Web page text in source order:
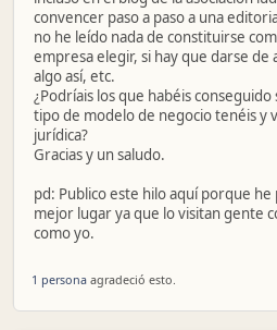
convencer paso a paso a una
no he leído nada de constituirse
empresa elegir, si hay que darse de
algo así, etc.
¿Podríais los que habéis
tipo de modelo de negocio tenéis y
jurídica?
Gracias y un saludo.
pd: Publico este hilo aquí porque
mejor lugar ya que lo visitan gente
como yo.
1 persona agradeció esto.